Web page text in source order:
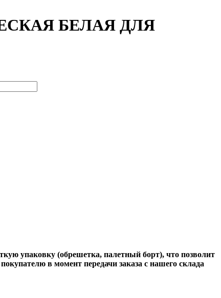
БЕЛАЯ ДЛЯ
упаковку (обрешетка, палетный борт), что позволит
в момент передачи заказа с нашего склада